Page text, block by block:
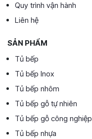
Quy trình vận hành
Liên hệ
SẢN PHẨM
Tủ bếp
Tủ bếp Inox
Tủ bếp nhôm
Tủ bếp gỗ tự nhiên
Tủ bếp gỗ công nghiệp
Tủ bếp nhựa